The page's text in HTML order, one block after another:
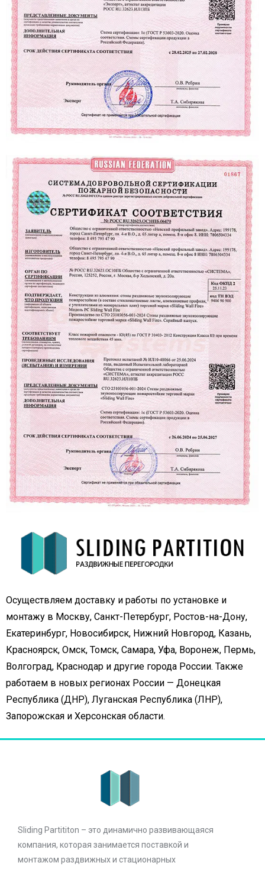
Осуществляем доставку и работы по установке и
монтажу в Москву, Санкт-Петербург, Ростов-на-Дону,
Екатеринбург, Новосибирск, Нижний Новгород, Казань,
Красноярск, Омск, Томск, Самара, Уфа, Воронеж, Пермь,
Волгоград, Краснодар и другие города России. Также
работаем в новых регионах России — Донецкая
Республика (ДНР), Луганская Республика (ЛНР),
Запорожская и Херсонская области.
Sliding Partititon – это динамично развивающаяся
компания, которая занимается поставкой и
монтажом раздвижных и стационарных